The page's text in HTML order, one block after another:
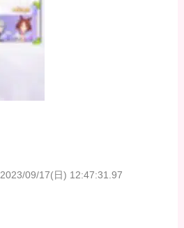
2023/09/17(日) 12:47:31.97